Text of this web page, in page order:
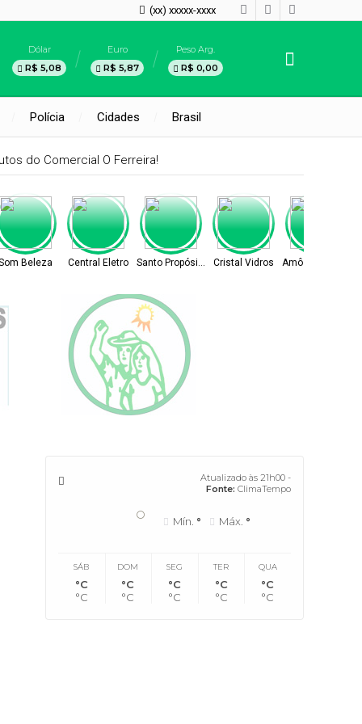
(xx) xxxxx-xxxx
Dólar
R$ 5,08
Euro
R$ 5,87
Peso Arg.
R$ 0,00
Polícia Cidades Brasil
do Comercial O Ferreira!
Beleza Central Eletro Santo Propósito Cristal Vidros Amô Cosméticos
Atualizado às 21h00 -
Fonte: ClimaTempo
° Mín. ° Máx. °
SÁB
°C
°C
DOM
°C
°C
SEG
°C
°C
TER
°C
°C
QUA
°C
°C